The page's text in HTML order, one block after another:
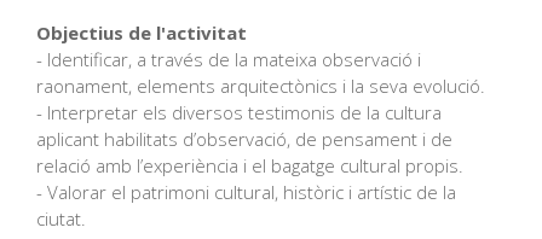
Objectius de l'activitat
- Identificar, a través de la mateixa observació i
raonament, elements arquitectònics i la seva evolució.
- Interpretar els diversos testimonis de la cultura
aplicant habilitats d’observació, de pensament i de
relació amb l’experiència i el bagatge cultural propis.
- Valorar el patrimoni cultural, històric i artístic de la
ciutat.